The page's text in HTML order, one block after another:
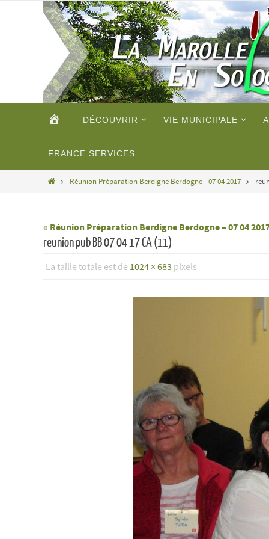
ACCUEILDÉCOUVRIR VIE MUNICIPALE
FRANCE SERVICES
HomeRéunion Préparation Berdigne Berdogne - 07 04 2017
« Réunion Préparation Berdigne Berdogne – 07 04
reunion pub BB 07 04 17 CA (11)
La taille totale est de 1024 × 683 pixels